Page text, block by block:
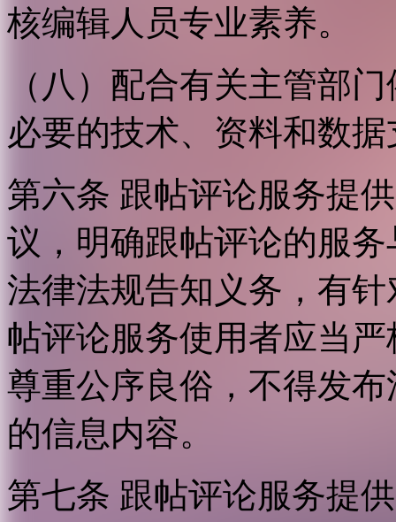
核编辑人员专业素养。
（八）配合有关主管部
必要的技术、资料和数
第六条 跟帖评论服务提
议，明确跟帖评论的服
法律法规告知义务，有
帖评论服务使用者应当
尊重公序良俗，不得发
的信息内容。
第七条 跟帖评论服务提